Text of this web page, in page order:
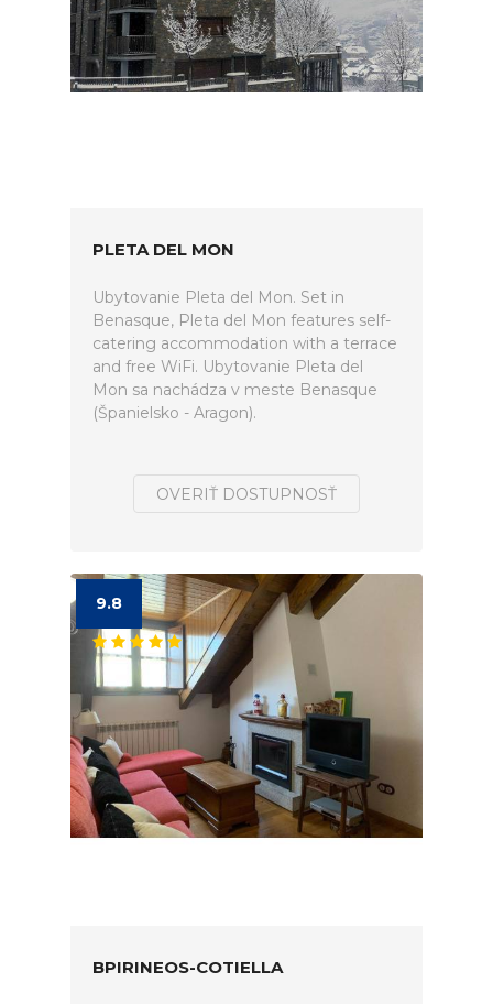
PLETA DEL MON
Ubytovanie Pleta del Mon. Set in
Benasque, Pleta del Mon features self-
catering accommodation with a terrace
and free WiFi. Ubytovanie Pleta del
Mon sa nachádza v meste Benasque
(Španielsko - Aragon).
OVERIŤ DOSTUPNOSŤ
9.8
BPIRINEOS-COTIELLA